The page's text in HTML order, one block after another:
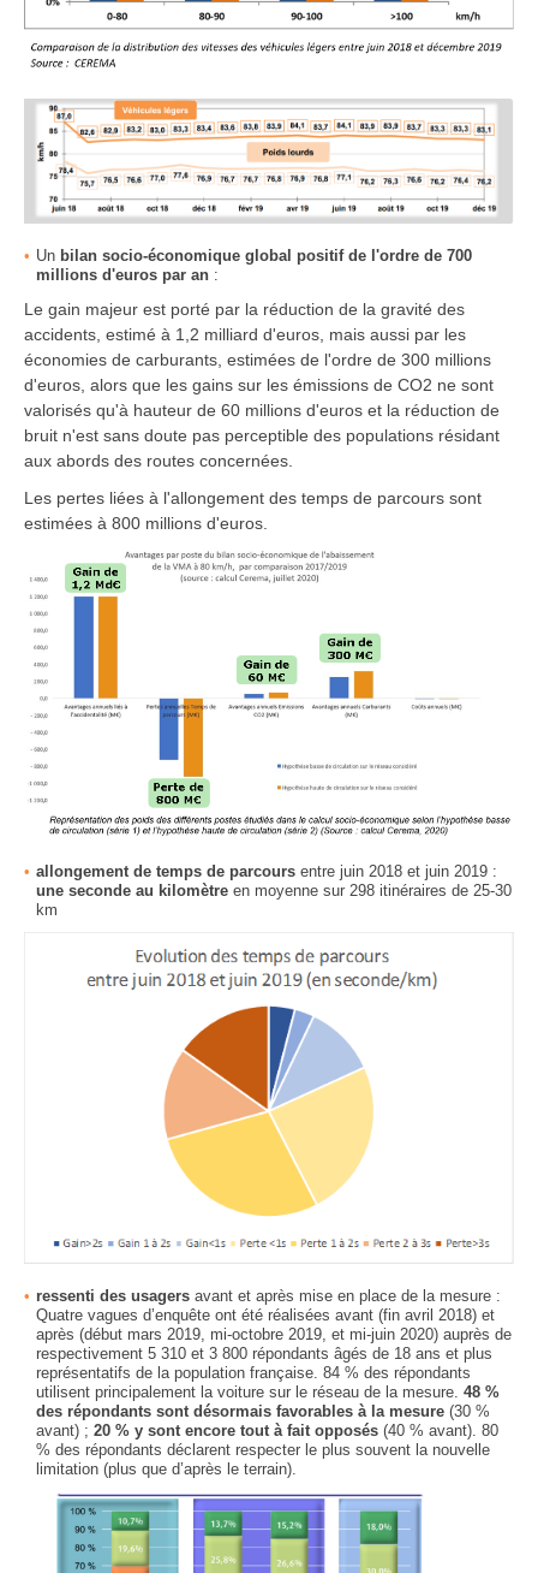
Un bilan socio-économique global positif de l'ordre de 700
millions d'euros par an :
Le gain majeur est porté par la réduction de la gravité des
accidents, estimé à 1,2 milliard d'euros, mais aussi par les
économies de carburants, estimées de l'ordre de 300 millions
d'euros, alors que les gains sur les émissions de CO2 ne sont
valorisés qu'à hauteur de 60 millions d'euros et la réduction de
bruit n'est sans doute pas perceptible des populations résidant
aux abords des routes concernées.
Les pertes liées à l'allongement des temps de parcours sont
estimées à 800 millions d'euros.
allongement de temps de parcours entre juin 2018 et juin 2019 :
une seconde au kilomètre en moyenne sur 298 itinéraires de 25-30
km
ressenti des usagers avant et après mise en place de la mesure :
Quatre vagues d’enquête ont été réalisées avant (fin avril 2018) et
après (début mars 2019, mi-octobre 2019, et mi-juin 2020) auprès de
respectivement 5 310 et 3 800 répondants âgés de 18 ans et plus
représentatifs de la population française. 84 % des répondants
utilisent principalement la voiture sur le réseau de la mesure. 48 %
des répondants sont désormais favorables à la mesure (30 %
avant) ; 20 % y sont encore tout à fait opposés (40 % avant). 80
% des répondants déclarent respecter le plus souvent la nouvelle
limitation (plus que d’après le terrain).